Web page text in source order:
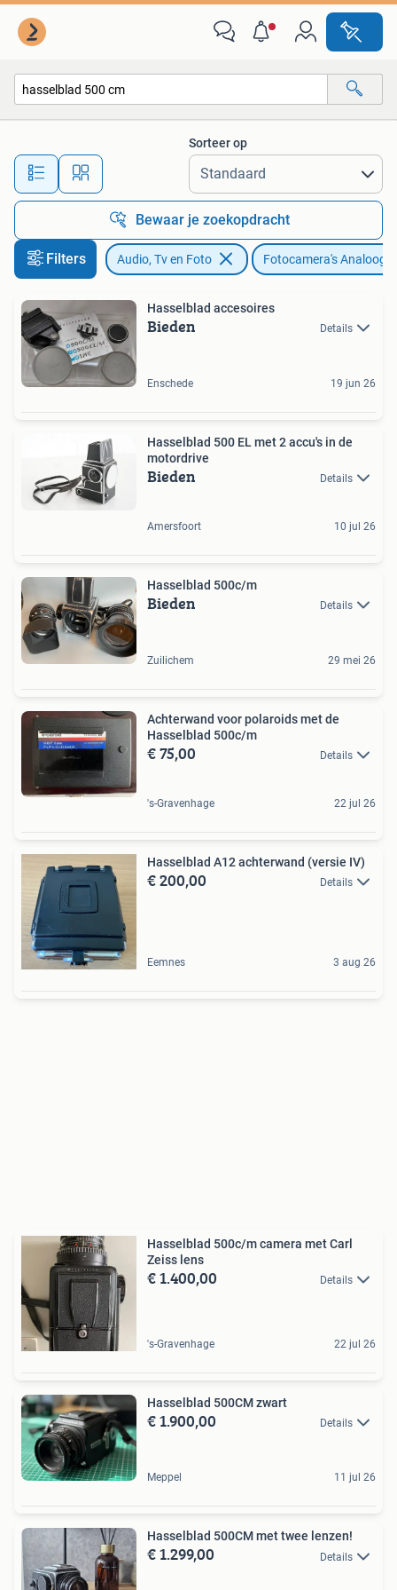
Alle afstanden…
Sorteer op
Bewaar je zoekopdracht
Filters Audio, Tv en Foto Fotocamera's Analoog
Hasselblad accesoires
Bieden Details
Enschede 19 jun 26
Hasselblad 500 EL met 2 accu's in de
motordrive
Bieden Details
Amersfoort 10 jul 26
Hasselblad 500c/m
Bieden Details
Zuilichem 29 mei 26
Achterwand voor polaroids met de
Hasselblad 500c/m
€ 75,00 Details
's-Gravenhage 22 jul 26
Hasselblad A12 achterwand (versie IV)
€ 200,00 Details
Eemnes 3 aug 26
Hasselblad 500c/m camera met Carl
Zeiss lens
€ 1.400,00 Details
's-Gravenhage 22 jul 26
Hasselblad 500CM zwart
€ 1.900,00 Details
Meppel 11 jul 26
Hasselblad 500CM met twee lenzen!
€ 1.299,00 Details